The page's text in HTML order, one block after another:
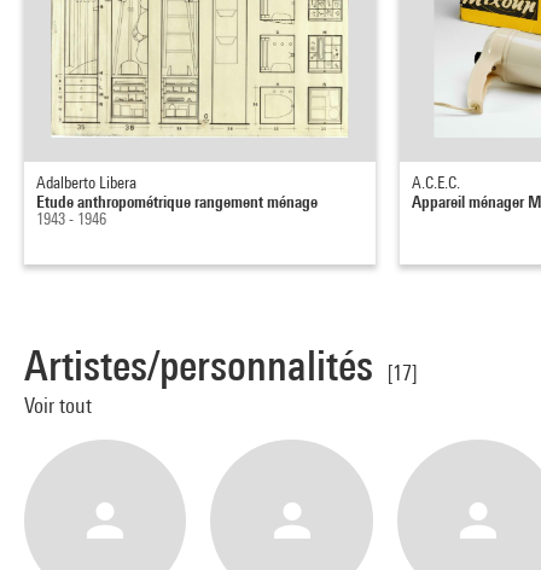
Adalberto Libera
Etude anthropométrique rangement ménage
1943 - 1946
A.C.E.C.
Appareil ménager
Artistes/personnalités
[17]
Voir tout